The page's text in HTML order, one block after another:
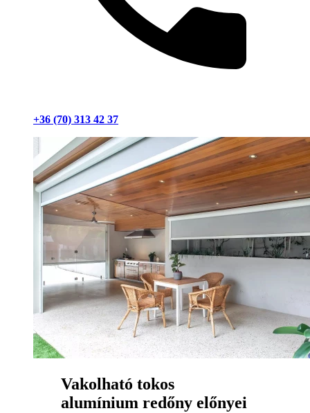
+36 (70) 313 42 37
Vakolható tokos
alumínium redőny előnyei